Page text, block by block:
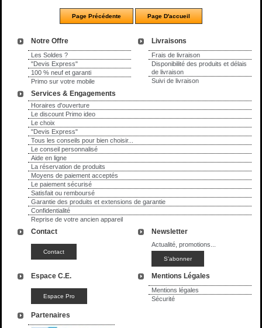
Notre Offre
Les Soldes ?
"Devis Express"
100 % neuf et garanti
Primo sur votre mobile
Livraisons
Frais de livraison
Disponibilité des produits et délais
de livraison
Suivi de livraison
Services & Engagements
Horaires d'ouverture
Le discount Primo ideo
Le choix
"Devis Express"
Tous les conseils pour bien choisir...
Le conseil personnalisé
Aide en ligne
La réservation de produits
Moyens de paiement acceptés
Le paiement sécurisé
Satisfait ou remboursé
Garantie des produits et extensions de garantie
Confidentialité
Reprise de votre ancien appareil
Contact Newsletter
Actualité, promotions...
Espace C.E. Mentions Légales
Mentions légales
Sécurité
Partenaires